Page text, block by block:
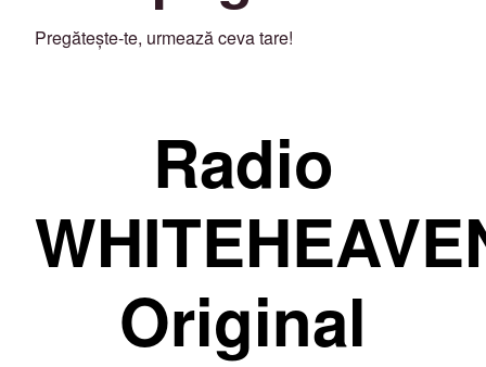
Pregătește-te, urmează ceva tare!
Radio
Original